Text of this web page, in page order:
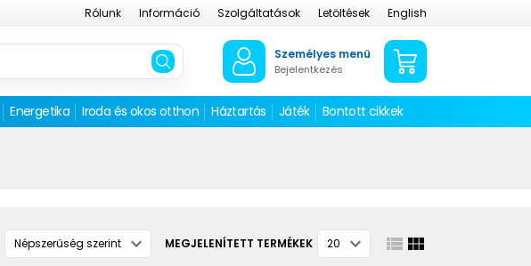
Rólunk Információ Szolgáltatások Letöltések English
Személyes menü
Bejelentkezés
Energetika Iroda és okos otthon Háztartás Játék Bontott cikkek
MEGJELENÍTETT TERMÉKEK